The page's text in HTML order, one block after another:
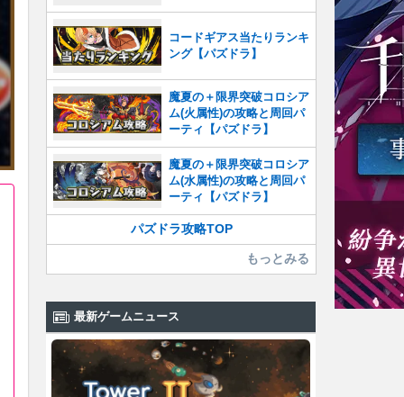
コードギアス当たりランキ
ング【パズドラ】
魔夏の＋限界突破コロシア
ム(火属性)の攻略と周回パ
ーティ【パズドラ】
魔夏の＋限界突破コロシア
ム(水属性)の攻略と周回パ
ーティ【パズドラ】
パズドラ攻略TOP
もっとみる
最新ゲームニュース